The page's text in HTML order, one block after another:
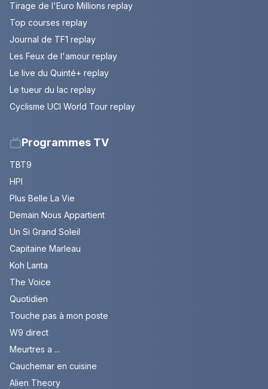
Tirage de l'Euro Millions replay
Top courses replay
Journal de TF1 replay
Les Feux de l'amour replay
Le live du Quinté+ replay
Le tueur du lac replay
Cyclisme UCI World Tour replay
Programmes TV
TBT9
HPI
Plus Belle La Vie
Demain Nous Appartient
Un Si Grand Soleil
Capitaine Marleau
Koh Lanta
The Voice
Quotidien
Touche pas à mon poste
W9 direct
Meurtres a ...
Cauchemar en cuisine
Alien Theory